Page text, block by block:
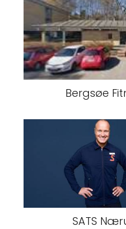
Bergsøe
SATS